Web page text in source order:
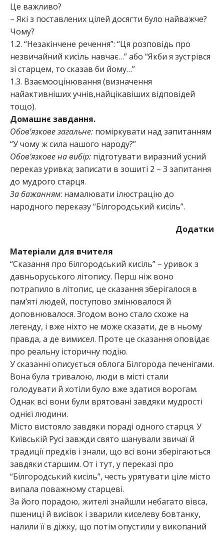
Це важливо?
– Які з поставлених цілей досягти було найважче?
Чому?
1.2. “Незакінчене речення”: “Ця розповідь про
незвичайний кисіль навчає…” або “Якби я зустрівся
зі старцем, то сказав би йому…”
1.3. Взаємооцінювання (визначення
найактивніших учнів,найцікавіших відповідей
тощо).
Домашнє завдання.
Обов’язкове загальне: поміркувати над запитанням
“У чому ж сила нашого народу?”
Обов’язкове на вибір: підготувати виразний усний
переказ уривка; записати в зошиті 2 – 3 запитання
до мудрого старця.
За бажанням: намалювати ілюстрацію до
народного переказу “Білгородський кисіль”.
Додатки
Матеріали для вчителя
“Сказання про білгородський кисіль” – уривок з
давньоруського літопису. Перш ніж воно
потрапило в літопис, це сказання зберігалося в
пам’яті людей, поступово змінювалося й
доповнювалося. Згодом воно стало схоже на
легенду, і вже ніхто не може сказати, де в ньому
правда, а де вимисел. Проте це сказання оповідає
про реальну історичну подію.
У сказанні описується облога Білгорода печенігами.
Вона була тривалою, люди в місті стали
голодувати й хотіли було вже здатися ворогам.
Однак всі вони були врятовані завдяки мудрості
однієї людини.
Місто вистояло завдяки пораді одного старця. У
Київській Русі завжди свято шанували звичаї й
традиції предків і знали, що всі вони зберігаються
завдяки старшим. От і тут, у переказі про
“Білгородський кисіль”, честь урятувати ціле місто
випала поважному старцеві.
За його порадою, жителі знайшли небагато вівса,
пшениці й висівок і зварили киселеву бовтанку,
налили її в діжку, що потім опустили у викопаний